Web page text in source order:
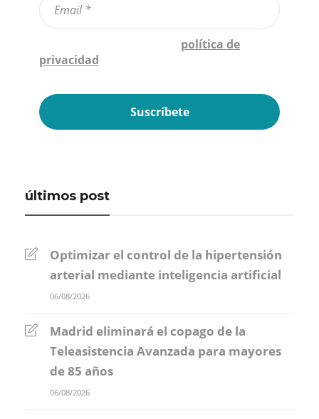
política de
privacidad
últimos post
Optimizar el control de la hipertensión
arterial mediante inteligencia artificial
06/08/2026
Madrid eliminará el copago de la
Teleasistencia Avanzada para mayores
de 85 años
06/08/2026